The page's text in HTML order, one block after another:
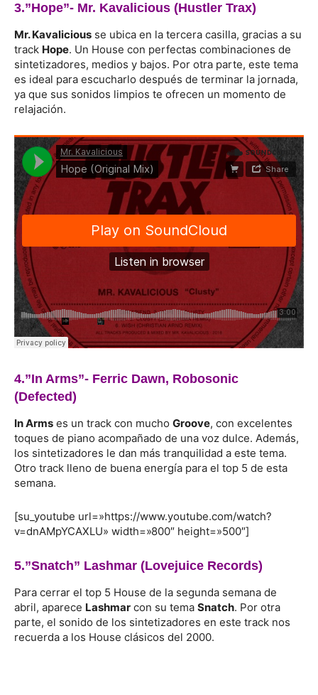
3.”Hope”- Mr. Kavalicious (Hustler Trax)
Mr. Kavalicious se ubica en la tercera casilla, gracias a su
track Hope. Un House con perfectas combinaciones de
sintetizadores, medios y bajos. Por otra parte, este tema
es ideal para escucharlo después de terminar la jornada,
ya que sus sonidos limpios te ofrecen un momento de
relajación.
4.”In Arms”- Ferric Dawn, Robosonic
(Defected)
In Arms es un track con mucho Groove, con excelentes
toques de piano acompañado de una voz dulce. Además,
los sintetizadores le dan más tranquilidad a este tema.
Otro track lleno de buena energía para el top 5 de esta
semana.
[su_youtube url=»https://www.youtube.com/watch?
v=dnAMpYCAXLU» width=»800″ height=»500″]
5.”Snatch” Lashmar (Lovejuice Records)
Para cerrar el top 5 House de la segunda semana de
abril, aparece Lashmar con su tema Snatch. Por otra
parte, el sonido de los sintetizadores en este track nos
recuerda a los House clásicos del 2000.